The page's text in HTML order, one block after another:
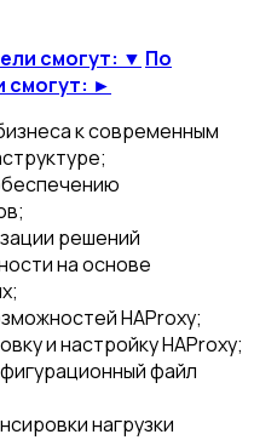
смогут: ▼ По
смогут: ►
к современным
решений
на основе
HAProxy;
и настройку HAProxy;
файл
нагрузки